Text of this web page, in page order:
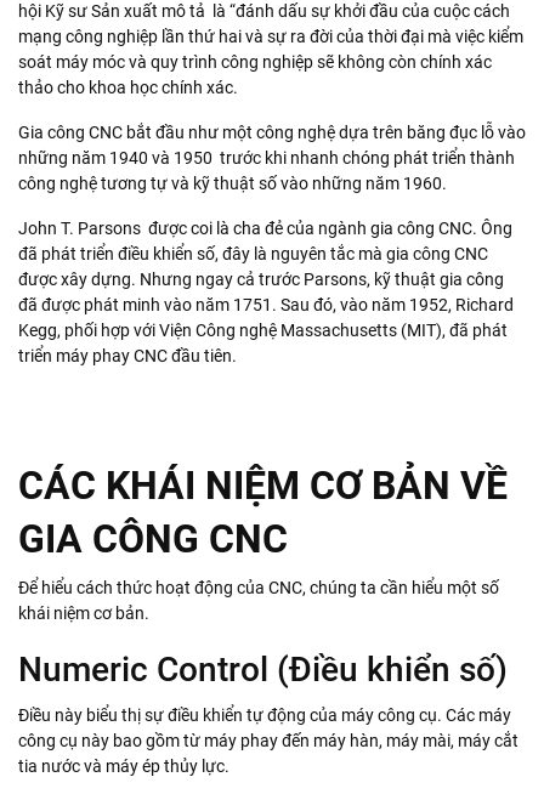
hội Kỹ sư Sản xuất mô tả là “đánh dấu sự khởi đầu của cuộc cách
mạng công nghiệp lần thứ hai và sự ra đời của thời đại mà việc kiểm
soát máy móc và quy trình công nghiệp sẽ không còn chính xác
thảo cho khoa học chính xác.
Gia công CNC bắt đầu như một công nghệ dựa trên băng đục lỗ vào
những năm 1940 và 1950 trước khi nhanh chóng phát triển thành
công nghệ tương tự và kỹ thuật số vào những năm 1960.
John T. Parsons được coi là cha đẻ của ngành gia công CNC. Ông
đã phát triển điều khiển số, đây là nguyên tắc mà gia công CNC
được xây dựng. Nhưng ngay cả trước Parsons, kỹ thuật gia công
đã được phát minh vào năm 1751. Sau đó, vào năm 1952, Richard
Kegg, phối hợp với Viện Công nghệ Massachusetts (MIT), đã phát
triển máy phay CNC đầu tiên.
CÁC KHÁI NIỆM CƠ BẢN VỀ
GIA CÔNG CNC
Để hiểu cách thức hoạt động của CNC, chúng ta cần hiểu một số
khái niệm cơ bản.
Numeric Control (Điều khiển số)
Điều này biểu thị sự điều khiển tự động của máy công cụ. Các máy
công cụ này bao gồm từ máy phay đến máy hàn, máy mài, máy cắt
tia nước và máy ép thủy lực.